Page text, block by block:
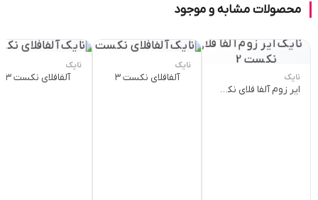
محصولات مشابه و موجود
نایک
ایر زوم آلفا فلای نکست 2
نایک
آلفافلای نکست ۳
نایک
آلفافلای نکست ۳